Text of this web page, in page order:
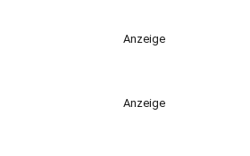
Anzeige
Anzeige